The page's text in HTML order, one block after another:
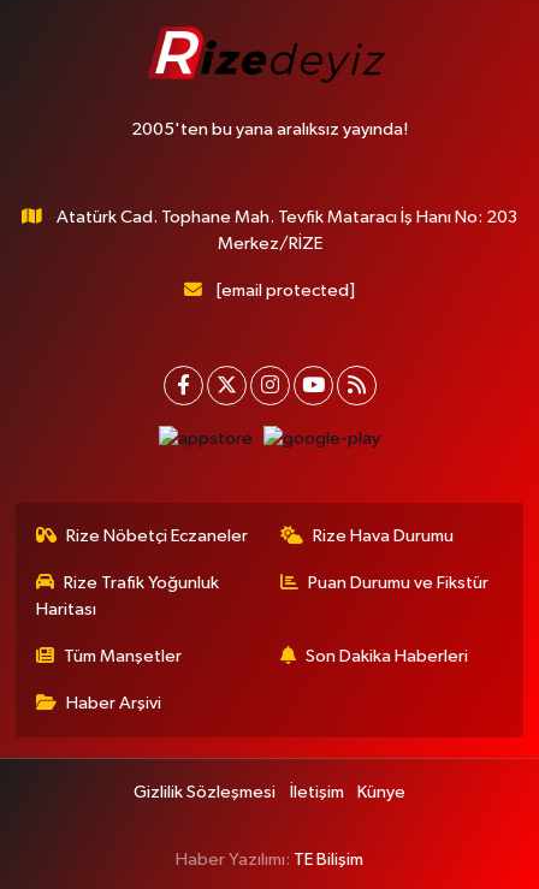
2005'ten bu yana aralıksız yayında!
Atatürk Cad. Tophane Mah. Tevfik Mataracı İş Hanı No: 203
Merkez/RİZE
[email protected]
Rize Nöbetçi Eczaneler Rize Hava Durumu
Rize Trafik Yoğunluk
Haritası
Puan Durumu ve Fikstür
Tüm Manşetler Son Dakika Haberleri
Haber Arşivi
Gizlilik Sözleşmesi İletişim Künye
Haber Yazılımı: TE Bilişim